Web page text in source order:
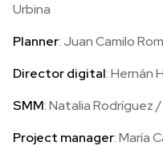
Urbina
Planner: Juan Camilo
Director digital: Hernán
SMM: Natalia Rodríguez
Project manager: María